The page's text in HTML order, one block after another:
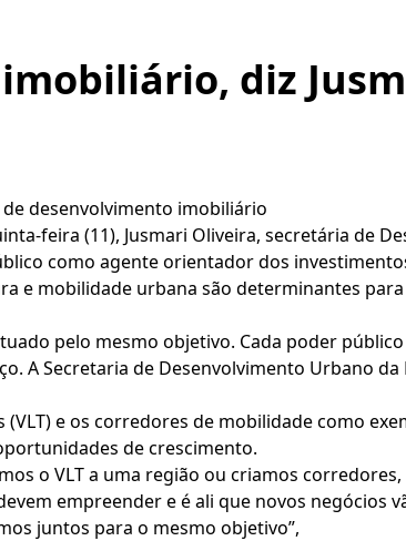
diz
desenvolvimento imobiliário
feira (11), Jusmari Oliveira, secretária de
como agente orientador dos
e mobilidade urbana são determinantes
pelo mesmo objetivo. Cada poder
A Secretaria de Desenvolvimento Urbano da
e os corredores de mobilidade como
de crescimento.
o VLT a uma região ou criamos corredores,
empreender e é ali que novos negócios
juntos para o mesmo objetivo”,